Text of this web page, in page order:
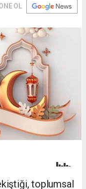
OL
toplumsal